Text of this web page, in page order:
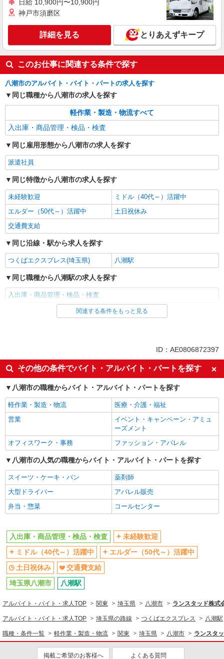
時給1,500円〜 ◆月収例）240,000円 （1,500
埼玉県八潮市南後谷
キープ 詳細を見る
日給 10,900円〜10,900円
神戸市須磨区
詳細を見る とりあえずキープ
このお仕事に関連する条件で探す
八潮市のアルバイト・バイト・パートの求人を探す
同じ職種から八潮市の求人を探す
軽作業・製造・物流すべて
入出庫・商品管理・検品・検査
同じ雇用形態から八潮市の求人を探す
派遣社員
同じ特徴から八潮市の求人を探す
未経験歓迎
ミドル（40代～）活躍中
エルダー（50代～）活躍中
土日祝休み
交通費支給
同じ沿線・駅から求人を探す
つくばエクスプレス(埼玉県) 八潮駅
同じ職種から八潮駅の求人を探す
入出庫・商品管理・検品・検査
同じ雇用形態から八潮駅の求人を探す
未経験歓迎
ミドル（40代～）活躍中
エルダー（50代～）活躍中
土日祝休み
交通費支給
同じ職種から求人を探す
軽作業・製造・物流
入出庫・商品管理・検品・検査
同じ特徴から求人を探す
未経験歓迎
ミドル（40代～）活躍中
土日祝休み
交通費支給
関連する条件をもっと見る
ID：AE0806872397
その他の条件でバイト・アルバイト・パートを探す
八潮市の職種からバイト・アルバイト・パートを探す
軽作業・製造・物流
医療・介護・福祉
営業
イベント・キャンペーン・アミュ
ーズメント
オフィスワーク・事務
ファッション・アパレル
八潮市の人気の職種からバイト・アルバイト・パートを探す
スイーツ・ケーキ・パン
薬剤師
大型ドライバー
アパレル販売
弁当・惣菜
コールセンター
入出庫・商品管理・検品・検査
未経験歓迎
ミドル（40代～）活躍中
エルダー（50代～）活躍中
土日祝休み
交通費支給
埼玉県八潮市
八潮駅
アルバイト・バイト・求人TOP 関東 埼玉県 八潮市 ランスタッド株式
アルバイト・バイト・求人TOP 埼玉県の路線 つくばエクスプレス 八潮駅
職種・条件一覧 軽作業・製造・物流 関東 埼玉県 八潮市 ランスタ
掲載ご希望のお客様へ よくある質問